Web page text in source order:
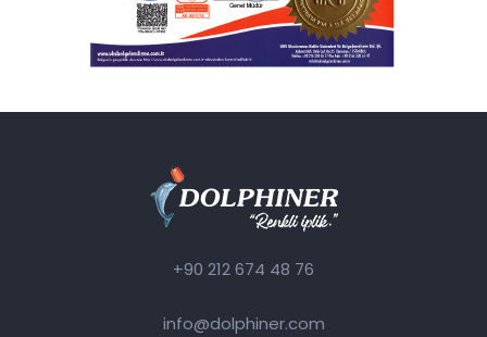
+90 212 674 48 76
info@dolphiner.com